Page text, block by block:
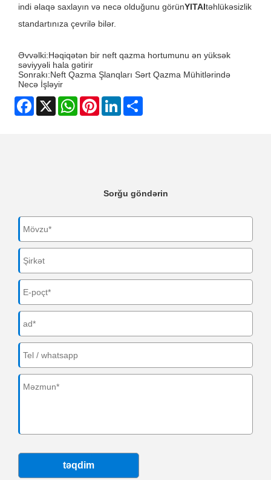
indi əlaqə saxlayın və necə olduğunu görünYITAItəhlükəsizlik
standartınıza çevrilə bilər.
Əvvəlki:Həqiqətən bir neft qazma hortumunu ən yüksək
səviyyəli hala gətirir
Sonrakı:Neft Qazma Şlanqları Sərt Qazma Mühitlərində
Necə İşləyir
Facebook
X WhatsAppPinterestLinkedIn
Sorğu göndərin
təqdim